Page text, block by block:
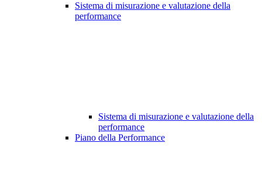
Sistema di misurazione e valutazione della
performance
Sistema di misurazione e valutazione della
performance
Piano della Performance